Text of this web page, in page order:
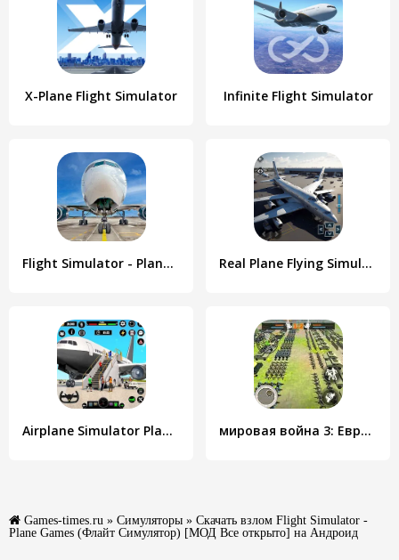
X-Plane Flight Simulator Infinite Flight Simulator
Flight Simulator - Plane Games Real Plane Flying Simulator
Airplane Simulator Plane Games мировая война 3: Европа - Стратегическая игра
Games-times.ru » Симуляторы » Скачать взлом Flight Simulator -
Plane Games (Флайт Симулятор) [МОД Все открыто] на Андроид